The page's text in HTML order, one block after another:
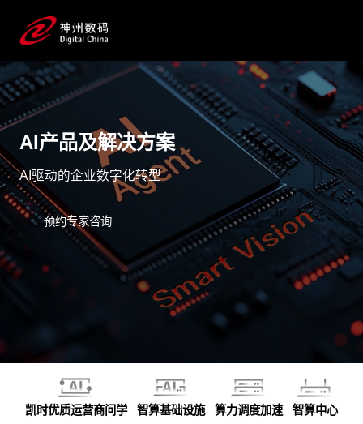
AI产品及解决方案
AI驱动的企业数字化转型
预约专家咨询
凯时优质运营商问学 智算基础设施 算力调度加速 智算中心